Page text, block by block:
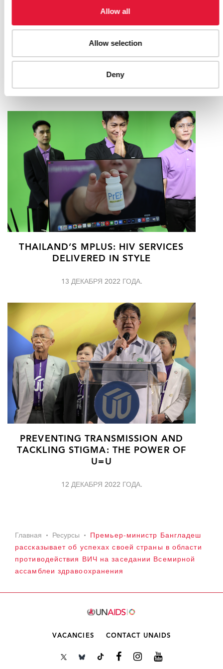
Allow all
Allow selection
Deny
A RAINBOW OF HOPE FOR LGBTQI+
17 МАЯ 2023 ГОДА.
THAILAND’S MPLUS: HIV SERVICES
DELIVERED IN STYLE
13 ДЕКАБРЯ 2022 ГОДА.
PREVENTING TRANSMISSION AND
TACKLING STIGMA: THE POWER OF
U=U
12 ДЕКАБРЯ 2022 ГОДА.
Главная Ресурсы
Премьер-министр Бангладеш
рассказывает об успехах своей страны в области
противодействия ВИЧ на заседании Всемирной
ассамблеи здравоохранения
VACANCIES CONTACT UNAIDS